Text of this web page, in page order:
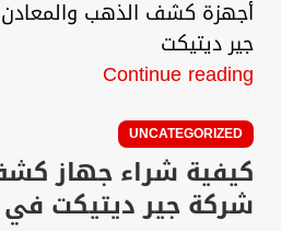
أجهزة كشف الذهب والمعادن
جير ديتيكت
Continue reading
UNCATEGORIZED
كيفية شراء جهاز
شركة جير ديتيكت